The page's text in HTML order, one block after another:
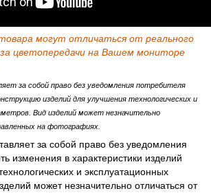
могут отличаться от реального
цветопередачи на Вашем мониторе
за собой право без уведомления потребителя
изделий для улучшения технологических и
Вид изделий может незначительно
на фотографиях.
за собой право без уведомления
изменения в характеристики изделий
и эксплуатационных
может незначительно отличаться от